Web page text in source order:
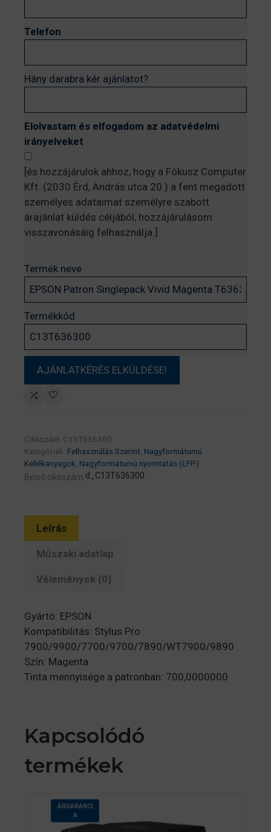
Telefon
Hány darabra kér ajánlatot?
Elolvastam és elfogadom az adatvédelmi
irányelveket
[és hozzájárulok ahhoz, hogy a Fókusz Computer
Kft. (2030 Érd, András utca 20.) a fent megadott
személyes adataimat személyre szabott
árajánlat küldés céljából, hozzájárulásom
visszavonásáig felhasználja.]
Termék neve
Termékkód
Cikkszám: C13T636300
Kategóriák: Felhasználás Szerint, Nagyformátumú
Kellékanyagok, Nagyformátumú nyomtatás (LFP)
Belső cikkszám:d_C13T636300
Leírás
Műszaki adatlap
Vélemények (0)
Gyártó: EPSON
Kompatibilitás: Stylus Pro
7900/9900/7700/9700/7890/WT7900/9890
Szín: Magenta
Tinta mennyisége a patronban: 700,0000000
Kapcsolódó
termékek
ÁRGARANCI
A